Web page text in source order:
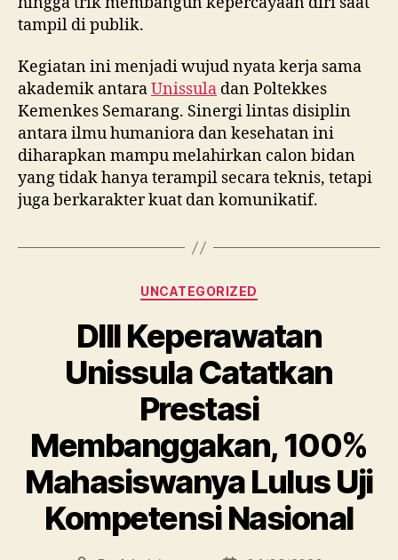
tampil di publik.
Kegiatan ini menjadi wujud nyata kerja sama
akademik antaraUnissula dan Poltekkes
Kemenkes Semarang. Sinergi lintas disiplin
antara ilmu humaniora dan kesehatan ini
diharapkan mampu melahirkan calon bidan
yang tidak hanya terampil secara teknis, tetapi
juga berkarakter kuat dan komunikatif.
Categories
UNCATEGORIZED
DIII Keperawatan
Unissula Catatkan
Prestasi
Membanggakan, 100%
Mahasiswanya Lulus Uji
Kompetensi Nasional